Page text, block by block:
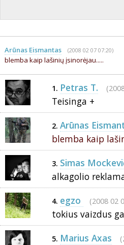
Arūnas Eismantas (2008 02 07 07:20)
blemba kaip lašinių įsinorėjau.....
1. Petras T.
Teisinga +
2. Arūnas
blemba kaip
3. Simas
alkagolio
4. egzo (2008 02
tokius vaizdus
5. Marius Axas